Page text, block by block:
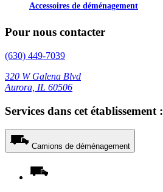
Accessoires de déménagement
Pour nous contacter
(630) 449-7039
320 W Galena Blvd
Aurora, IL 60506
Services dans cet établissement :
Camions de déménagement